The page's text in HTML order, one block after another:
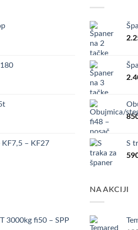
– KF27
S
3000kg fi50 – SPP
NA AKCIJI